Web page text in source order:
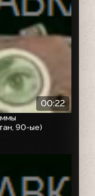
00:22
90-ые)